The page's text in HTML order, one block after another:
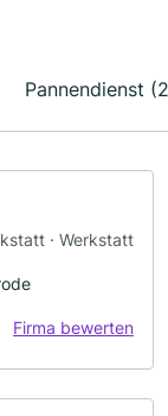
Pannendienst
· Werkstatt
Firma bewerten